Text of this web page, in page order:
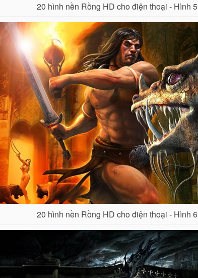
20 hình nền Rồng HD cho điện thoại - Hình 5
20 hình nền Rồng HD cho điện thoại - Hình 6